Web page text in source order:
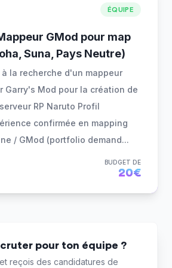
ÉQUIPE
GMod pour map
Suna, Pays Neutre)
la recherche d'un mappeur
Garry's Mod pour la création de
RP Naruto Profil
confirmée en mapping
/ GMod (portfolio demand...
BUDGET DE
20€
pour ton équipe ?
reçois des candidatures de